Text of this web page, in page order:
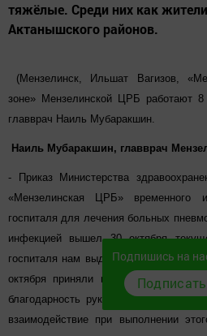
тяжёлые. Среди них как
Актанышского районов.
(Мензелинск, Ильшат Вагизов,
зоне» Мензелинской ЦРБ работают
главврач Наиль Мубаракшин.
Наиль Мубаракшин, главврач
- Приказ Министерства
«Мензелинская ЦРБ» временного
госпиталя для лечения больных
инфекцией вышел 30 октября
госпиталя нам выделили всего двое
октября приняли первых
благодарность руководству района,
взаимодействие при выполнении
Подпишись на